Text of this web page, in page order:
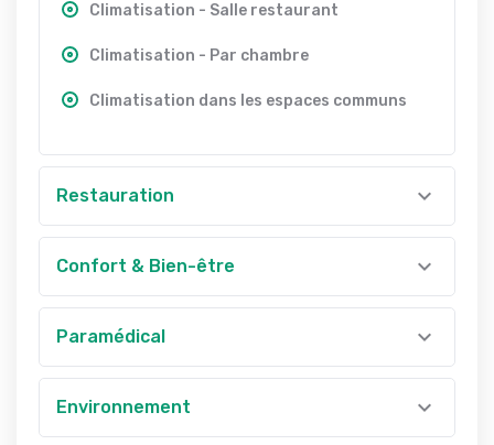
Climatisation - Salle restaurant
Climatisation - Par chambre
Climatisation dans les espaces communs
Restauration
Confort & Bien-être
Paramédical
Environnement